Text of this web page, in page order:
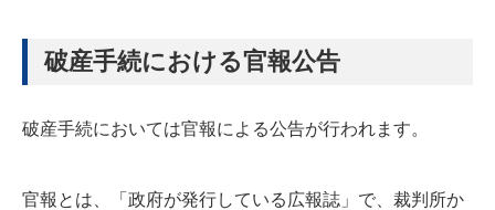
破産手続における官報公告
破産手続においては官報による公告が行われます。
官報とは、「政府が発行している広報誌」で、裁判所か